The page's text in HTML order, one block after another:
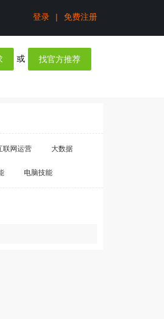
登录 | 免费注册
或 找官方推荐
联网运营 大数据
电脑技能